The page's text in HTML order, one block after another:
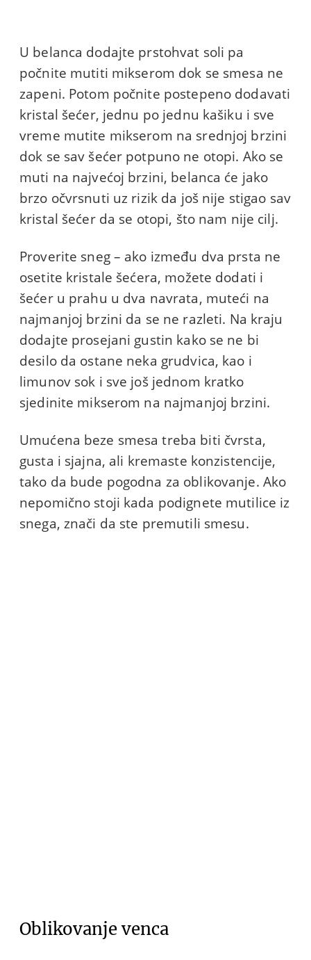
U belanca dodajte prstohvat soli pa
počnite mutiti mikserom dok se smesa ne
zapeni. Potom počnite postepeno dodavati
kristal šećer, jednu po jednu kašiku i sve
vreme mutite mikserom na srednjoj brzini
dok se sav šećer potpuno ne otopi. Ako se
muti na najvećoj brzini, belanca će jako
brzo očvrsnuti uz rizik da još nije stigao sav
kristal šećer da se otopi, što nam nije cilj.
Proverite sneg – ako između dva prsta ne
osetite kristale šećera, možete dodati i
šećer u prahu u dva navrata, muteći na
najmanjoj brzini da se ne razleti. Na kraju
dodajte prosejani gustin kako se ne bi
desilo da ostane neka grudvica, kao i
limunov sok i sve još jednom kratko
sjedinite mikserom na najmanjoj brzini.
Umućena beze smesa treba biti čvrsta,
gusta i sjajna, ali kremaste konzistencije,
tako da bude pogodna za oblikovanje. Ako
nepomično stoji kada podignete mutilice iz
snega, znači da ste premutili smesu.
Oblikovanje venca